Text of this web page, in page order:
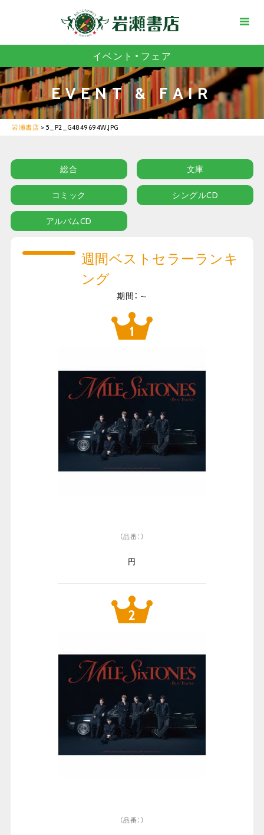
イベント・フェア
EVENT & FAIR
岩瀬書店 > 5_P2_G4849694W.JPG
総合 文庫
コミック シングルCD
アルバムCD
週間ベストセラーランキ
ング
期間：～
（品番：）
円
（品番：）